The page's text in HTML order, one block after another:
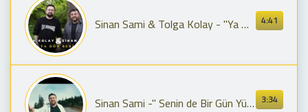
4:41
Sinan Sami & Tolga Kolay - ''Ya Dön Beri''
3:34
Sinan Sami -'' Senin de Bir Gün Yüreğin Yanar'' #karadenizşarkıları #klip #video #music #trending